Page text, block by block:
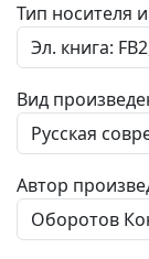
Тип носителя
Вид
Автор